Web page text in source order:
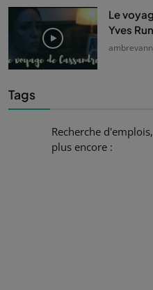
Le
Yves
Tags
Recherche
plus encore :